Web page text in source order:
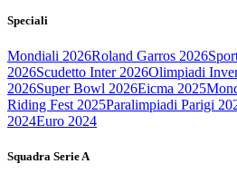
Speciali
Mondiali 2026Roland Garros 2026
2026Scudetto Inter 2026Olimpiadi
2026Super Bowl 2026Eicma 2025
Riding Fest 2025Paralimpiadi Parigi
2024Euro 2024
Squadra Serie A